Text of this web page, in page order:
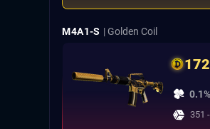
M4A1-S | Golden Coil
0.1%
351